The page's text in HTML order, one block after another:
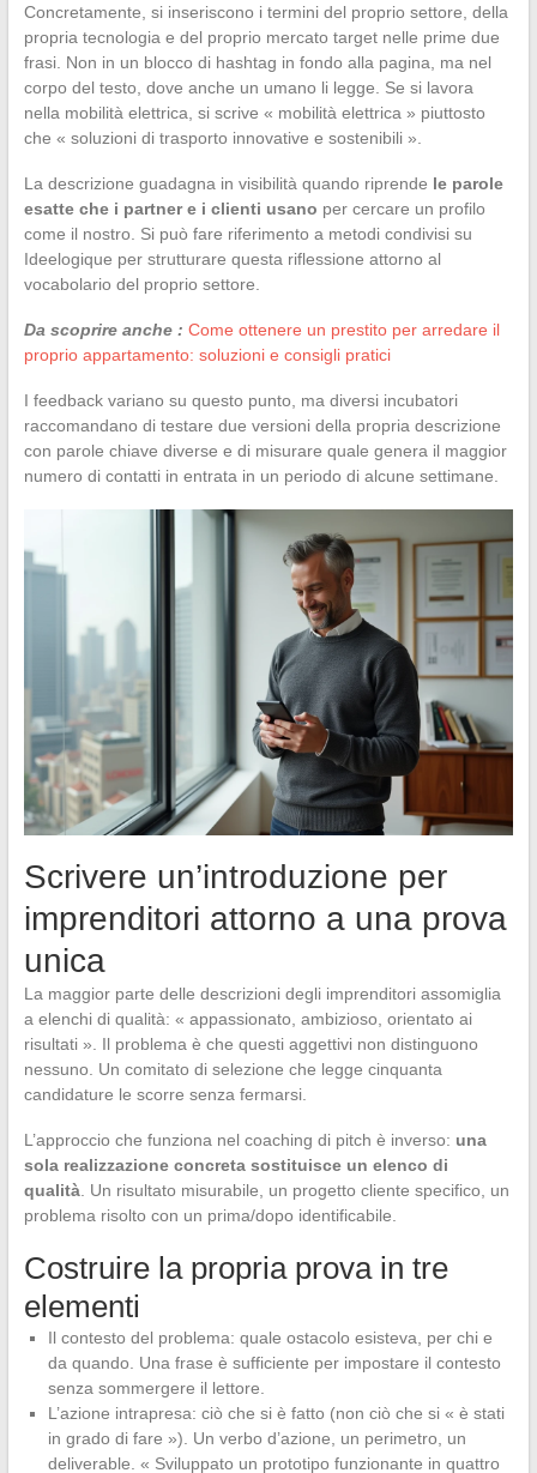
Concretamente, si inseriscono i termini del proprio settore, della
propria tecnologia e del proprio mercato target nelle prime due
frasi. Non in un blocco di hashtag in fondo alla pagina, ma nel
corpo del testo, dove anche un umano li legge. Se si lavora
nella mobilità elettrica, si scrive « mobilità elettrica » piuttosto
che « soluzioni di trasporto innovative e sostenibili ».
La descrizione guadagna in visibilità quando riprende le parole
esatte che i partner e i clienti usano per cercare un profilo
come il nostro. Si può fare riferimento a metodi condivisi su
Ideelogique per strutturare questa riflessione attorno al
vocabolario del proprio settore.
Da scoprire anche : Come ottenere un prestito per arredare il
proprio appartamento: soluzioni e consigli pratici
I feedback variano su questo punto, ma diversi incubatori
raccomandano di testare due versioni della propria descrizione
con parole chiave diverse e di misurare quale genera il maggior
numero di contatti in entrata in un periodo di alcune settimane.
Scrivere un’introduzione per
imprenditori attorno a una prova
unica
La maggior parte delle descrizioni degli imprenditori assomiglia
a elenchi di qualità: « appassionato, ambizioso, orientato ai
risultati ». Il problema è che questi aggettivi non distinguono
nessuno. Un comitato di selezione che legge cinquanta
candidature le scorre senza fermarsi.
L’approccio che funziona nel coaching di pitch è inverso: una
sola realizzazione concreta sostituisce un elenco di
qualità. Un risultato misurabile, un progetto cliente specifico, un
problema risolto con un prima/dopo identificabile.
Costruire la propria prova in tre
elementi
Il contesto del problema: quale ostacolo esisteva, per chi e
da quando. Una frase è sufficiente per impostare il contesto
senza sommergere il lettore.
L’azione intrapresa: ciò che si è fatto (non ciò che si « è stati
in grado di fare »). Un verbo d’azione, un perimetro, un
deliverable. « Sviluppato un prototipo funzionante in quattro